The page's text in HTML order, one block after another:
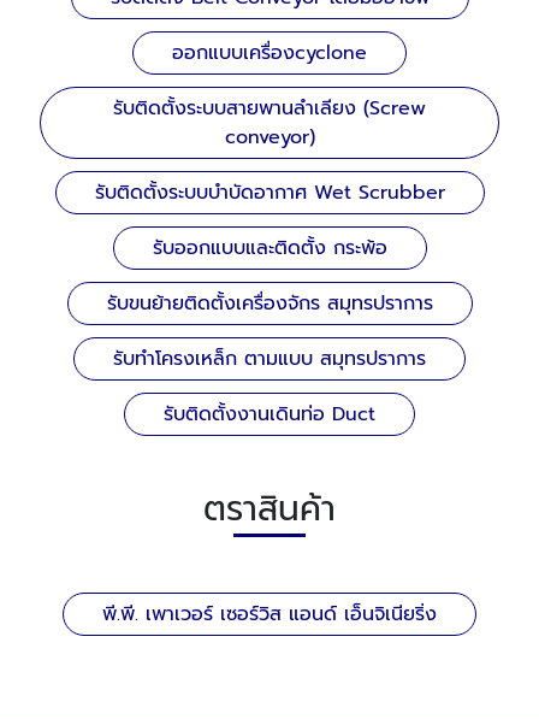
ออกแบบเครื่องcyclone
รับติดตั้งระบบสายพานลำเลียง (Screw
conveyor)
รับติดตั้งระบบบำบัดอากาศ Wet Scrubber
รับออกแบบและติดตั้ง กระพ้อ
รับขนย้ายติดตั้งเครื่องจักร สมุทรปราการ
รับทําโครงเหล็ก ตามแบบ สมุทรปราการ
รับติดตั้งงานเดินท่อ Duct
ตราสินค้า
พี.พี. เพาเวอร์ เซอร์วิส แอนด์ เอ็นจิเนียริ่ง